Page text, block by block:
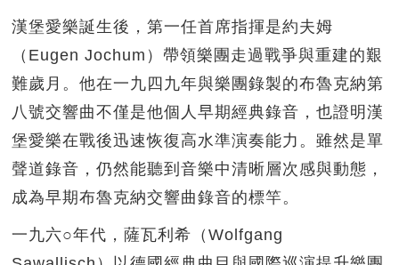
漢堡愛樂誕生後，第一任首席指揮是約夫姆
（Eugen Jochum）帶領樂團走過戰爭與重建的艱
難歲月。他在一九四九年與樂團錄製的布魯克納第
八號交響曲不僅是他個人早期經典錄音，也證明漢
堡愛樂在戰後迅速恢復高水準演奏能力。雖然是單
聲道錄音，仍然能聽到音樂中清晰層次感與動態，
成為早期布魯克納交響曲錄音的標竿。
一九六○年代，薩瓦利希（Wolfgang